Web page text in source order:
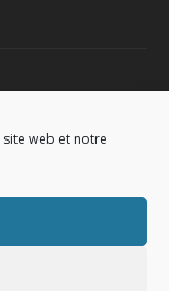
web et notre